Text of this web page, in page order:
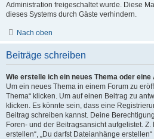
Administration freigeschaltet wurde. Diese
dieses Systems durch Gäste verhindern.
Nach oben
Beiträge schreiben
Wie erstelle ich ein neues Thema oder eine
Um ein neues Thema in einem Forum zu
Thema“ klicken. Um auf einen Beitrag zu
klicken. Es könnte sein, dass eine
Beitrag schreiben kannst. Deine
Foren- und der Beitragsansicht aufgelistet. Z.
erstellen“, „Du darfst Dateianhänge erstellen“